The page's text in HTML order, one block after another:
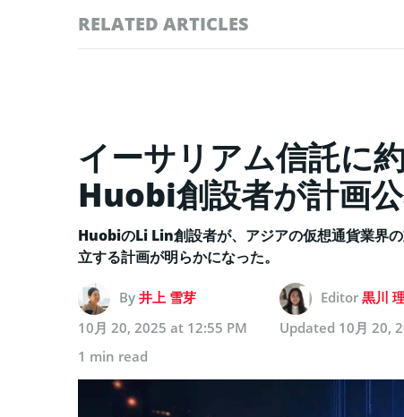
RELATED ARTICLES
イーサリアム信託に
Huobi創設者が計画
HuobiのLi Lin創設者が、アジアの仮想通貨業界
立する計画が明らかになった。
By 井上 雪芽 Editor 黒川
10月 20, 2025 at 12:55 PM
Updated 10月 20,
1 min read